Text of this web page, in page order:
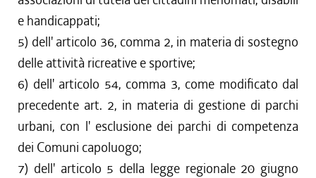
e handicappati;
5) dell' articolo 36, comma 2, in materia di sostegno
delle attività ricreative e sportive;
6) dell' articolo 54, comma 3, come modificato dal
precedente art. 2, in materia di gestione di parchi
urbani, con l' esclusione dei parchi di competenza
dei Comuni capoluogo;
7) dell' articolo 5 della legge regionale 20 giugno